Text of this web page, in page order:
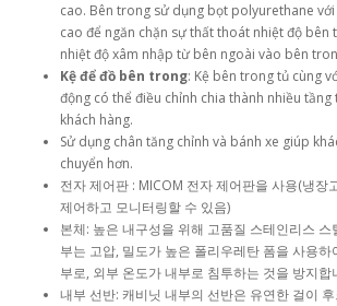
cao. Bên trong sử dụng bọt polyurethane
cao để ngăn chặn sự thất thoát nhiệt độ bên
nhiệt độ xâm nhập từ bên ngoài vào bên
Kệ để đồ bên trong: Kệ bên trong tủ cùng
động có thể điều chỉnh chia thành nhiều tầng
khách hàng.
Sử dụng chân tăng chỉnh và bánh xe giúp
chuyển hơn.
전자 제어판 : MICOM 전자 제어판을 사용(냉장
제어하고 모니터링할 수 있음)
본체: 높은 내구성을 위해 고품질 스테인리스
부는 고압, 밀도가 높은 폴리우레탄 폼을 사용하
부로, 외부 온도가 내부로 침투하는 것을 방지합
내부 선반: 캐비닛 내부의 선반은 유연한 걸이